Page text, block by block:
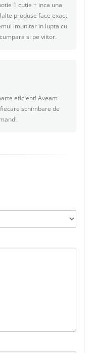
1 cutie + inca una
produse face exact
imunitar in lupta cu
si pe viitor.
eficient! Aveam
schimbare de